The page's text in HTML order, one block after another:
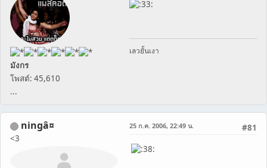
มังกร
โพสต์: 45,610
...
เลวยั้นเงา
ningâ¤
<3
#81
25 ก.ค. 2006, 22:49 น.